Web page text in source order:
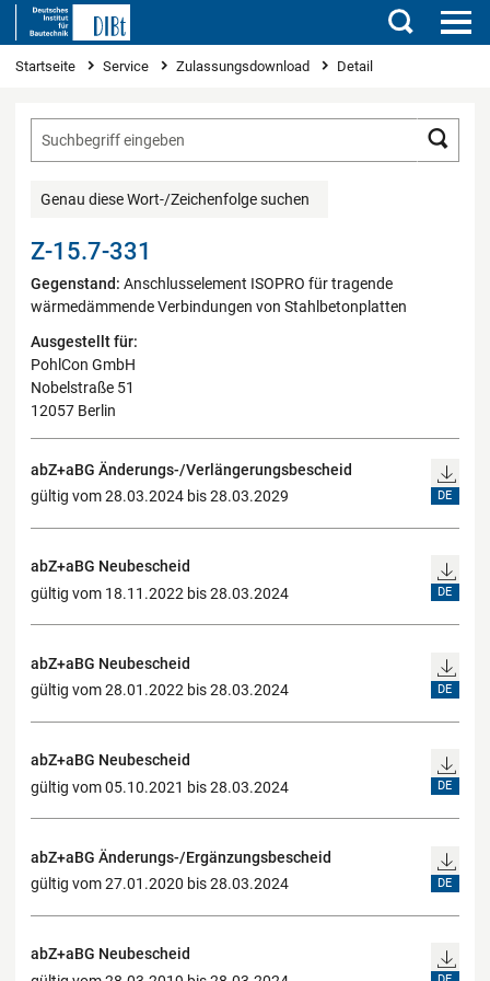
Suchen
Sie sind hier
Startseite Service Zulassungsdownload Detail
Genau diese Wort-/Zeichenfolge suchen
Z-15.7-331
Gegenstand: Anschlusselement ISOPRO für tragende
wärmedämmende Verbindungen von Stahlbetonplatten
Ausgestellt für:
PohlCon GmbH
Nobelstraße 51
12057 Berlin
abZ+aBG Änderungs-/Verlängerungsbescheid
gültig vom 28.03.2024 bis 28.03.2029
DE
abZ+aBG Neubescheid
gültig vom 18.11.2022 bis 28.03.2024
DE
abZ+aBG Neubescheid
gültig vom 28.01.2022 bis 28.03.2024
DE
abZ+aBG Neubescheid
gültig vom 05.10.2021 bis 28.03.2024
DE
abZ+aBG Änderungs-/Ergänzungsbescheid
gültig vom 27.01.2020 bis 28.03.2024
DE
abZ+aBG Neubescheid